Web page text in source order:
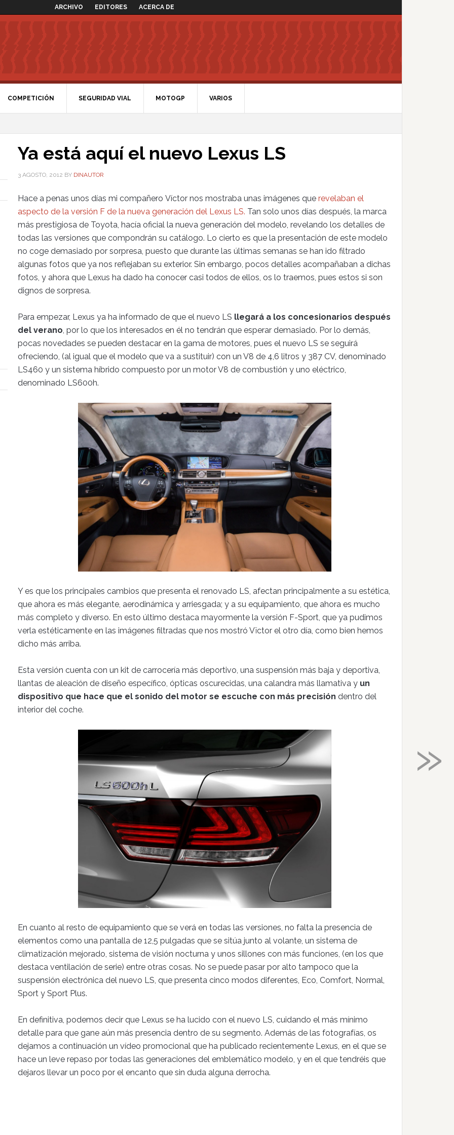
ARCHIVO EDITORES ACERCA DE
COMPETICIÓN SEGURIDAD VIAL MOTOGP VARIOS
Ya está aquí el nuevo Lexus LS
3 AGOSTO, 2012 BY DINAUTOR
Hace a penas unos días mi compañero Víctor nos mostraba unas imágenes que revelaban el
aspecto de la versión F de la nueva generación del Lexus LS. Tan solo unos días después, la marca
más prestigiosa de Toyota, hacía oficial la nueva generación del modelo, revelando los detalles de
todas las versiones que compondrán su catálogo. Lo cierto es que la presentación de este modelo
no coge demasiado por sorpresa, puesto que durante las últimas semanas se han ido filtrado
algunas fotos que ya nos reflejaban su exterior. Sin embargo, pocos detalles acompañaban a dichas
fotos, y ahora que Lexus ha dado ha conocer casi todos de ellos, os lo traemos, pues estos si son
dignos de sorpresa.
Para empezar, Lexus ya ha informado de que el nuevo LS llegará a los concesionarios después
del verano, por lo que los interesados en él no tendrán que esperar demasiado. Por lo demás,
pocas novedades se pueden destacar en la gama de motores, pues el nuevo LS se seguirá
ofreciendo, (al igual que el modelo que va a sustituir) con un V8 de 4,6 litros y 387 CV, denominado
LS460 y un sistema híbrido compuesto por un motor V8 de combustión y uno eléctrico,
denominado LS600h.
Y es que los principales cambios que presenta el renovado LS, afectan principalmente a su estética,
que ahora es más elegante, aerodinámica y arriesgada; y a su equipamiento, que ahora es mucho
más completo y diverso. En esto último destaca mayormente la versión F-Sport, que ya pudimos
verla estéticamente en las imágenes filtradas que nos mostró Vïctor el otro día, como bien hemos
dicho más arriba.
Esta versión cuenta con un kit de carrocería más deportivo, una suspensión más baja y deportiva,
llantas de aleación de diseño específico, ópticas oscurecidas, una calandra más llamativa y un
dispositivo que hace que el sonido del motor se escuche con más precisión dentro del
interior del coche.
En cuanto al resto de equipamiento que se verá en todas las versiones, no falta la presencia de
elementos como una pantalla de 12,5 pulgadas que se sitúa junto al volante, un sistema de
climatización mejorado, sistema de visión nocturna y unos sillones con más funciones, (en los que
destaca ventilación de serie) entre otras cosas. No se puede pasar por alto tampoco que la
suspensión electrónica del nuevo LS, que presenta cinco modos diferentes, Eco, Comfort, Normal,
Sport y Sport Plus.
En definitiva, podemos decir que Lexus se ha lucido con el nuevo LS, cuidando el más mínimo
detalle para que gane aún más presencia dentro de su segmento. Además de las fotografías, os
dejamos a continuación un vídeo promocional que ha publicado recientemente Lexus, en el que se
hace un leve repaso por todas las generaciones del emblemático modelo, y en el que tendréis que
dejaros llevar un poco por el encanto que sin duda alguna derrocha.
»